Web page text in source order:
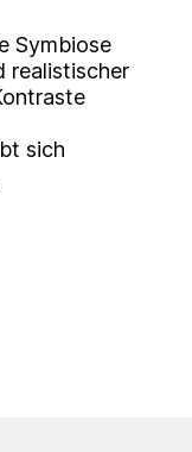
Symbiose
realistischer
sich